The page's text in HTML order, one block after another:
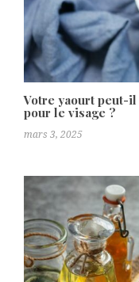
Votre yaourt peut-
pour le visage ?
mars 3, 2025